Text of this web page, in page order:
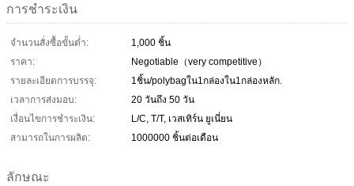
การชำระเงิน
จำนวนสั่งซื้อขั้นต่ำ:
1,000 ชิ้น
ราคา:
Negotiable（very competitive）
รายละเอียดการบรรจุ:
1ชิ้น/polybagใน1กล่องใน1กล่องหลัก.
เวลาการส่งมอบ:
20 วันถึง 50 วัน
เงื่อนไขการชำระเงิน:
L/C, T/T, เวสเทิร์น ยูเนี่ยน
สามารถในการผลิต:
1000000 ชิ้นต่อเดือน
ลักษณะ